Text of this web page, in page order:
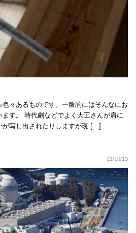
々あるものです。一般的にはそんなにお
す。 時代劇などでよく大工さんが肩に
が写し出されたりしますが現 […]
21/10/13